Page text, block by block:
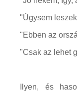
"Úgysem
"Ebben az
"Csak az lehet
Ilyen, és